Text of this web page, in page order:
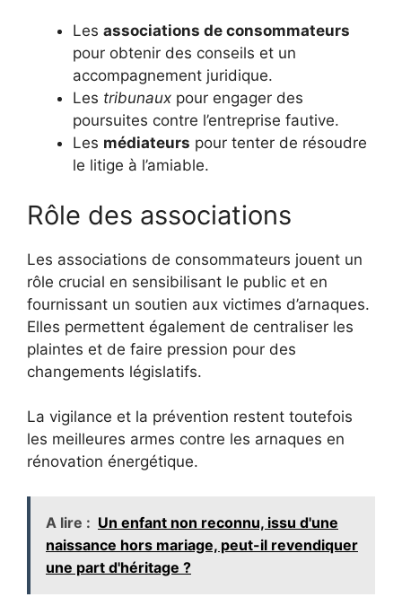
Les associations de consommateurs
pour obtenir des conseils et un
accompagnement juridique.
Les tribunaux pour engager des
poursuites contre l’entreprise fautive.
Les médiateurs pour tenter de résoudre
le litige à l’amiable.
Rôle des associations
Les associations de consommateurs jouent un
rôle crucial en sensibilisant le public et en
fournissant un soutien aux victimes d’arnaques.
Elles permettent également de centraliser les
plaintes et de faire pression pour des
changements législatifs.
La vigilance et la prévention restent toutefois
les meilleures armes contre les arnaques en
rénovation énergétique.
A lire : Un enfant non reconnu, issu d'une
naissance hors mariage, peut-il revendiquer
une part d'héritage ?